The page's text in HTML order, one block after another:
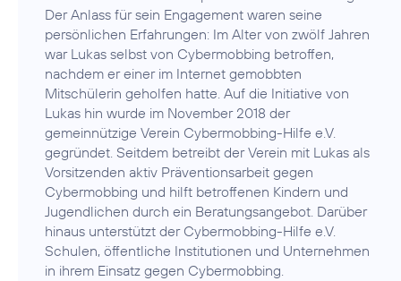
Der Anlass für sein Engagement waren seine
persönlichen Erfahrungen: Im Alter von zwölf Jahren
war Lukas selbst von Cybermobbing betroffen,
nachdem er einer im Internet gemobbten
Mitschülerin geholfen hatte. Auf die Initiative von
Lukas hin wurde im November 2018 der
gemeinnützige Verein Cybermobbing-Hilfe e.V.
gegründet. Seitdem betreibt der Verein mit Lukas als
Vorsitzenden aktiv Präventionsarbeit gegen
Cybermobbing und hilft betroffenen Kindern und
Jugendlichen durch ein Beratungsangebot. Darüber
hinaus unterstützt der Cybermobbing-Hilfe e.V.
Schulen, öffentliche Institutionen und Unternehmen
in ihrem Einsatz gegen Cybermobbing.